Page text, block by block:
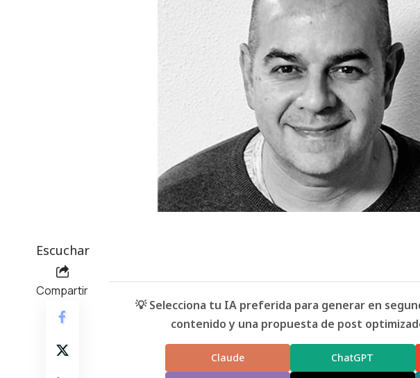
Escuchar
Compartir
💡 Selecciona tu IA preferida para generar en
contenido y una propuesta de post
Claude ChatGPT